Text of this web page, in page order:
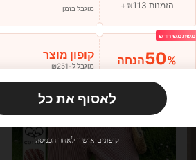
#בגדים יומיומיים
₪47.40
הזמנות ₪113+
מוגבל בזמן
משתמש חדש
50%הנחה קופון מוצר
מוגבל ל-₪251
מוגבל בזמן
משתמש חדש
33
הזמנות ₪486+
קופון מוצר
מוגבל ל-₪270
לאסוף את כל
קופונים אושרו לאחר הכניסה